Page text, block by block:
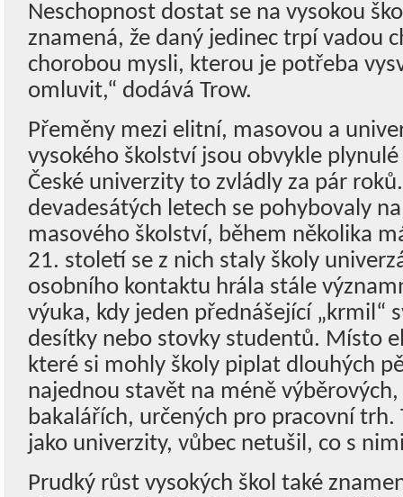
Neschopnost dostat se na vysokou
znamená, že daný jedinec trpí vadou
chorobou mysli, kterou je potřeba
omluvit,“ dodává Trow.
Přeměny mezi elitní, masovou a
vysokého školství jsou obvykle
České univerzity to zvládly za pár
devadesátých letech se pohybovaly
masového školství, během několika
21. století se z nich staly školy
osobního kontaktu hrála stále
výuka, kdy jeden přednášející „krmil“
desítky nebo stovky studentů. Místo
které si mohly školy piplat dlouhých
najednou stavět na méně
bakalářích, určených pro pracovní
jako univerzity, vůbec netušil, co s
Prudký růst vysokých škol také